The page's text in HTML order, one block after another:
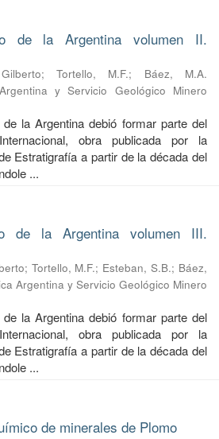
de la Argentina volumen II.
;Tortello, M.F.; Báez, M.A.
y Servicio Geológico Minero
la Argentina debió formar parte del
obra publicada por la
Estratigrafía a partir de la década del
...
de la Argentina volumen III.
; Tortello, M.F.; Esteban, S.B.; Báez,
Argentina y Servicio Geológico Minero
la Argentina debió formar parte del
obra publicada por la
Estratigrafía a partir de la década del
...
de minerales de Plomo